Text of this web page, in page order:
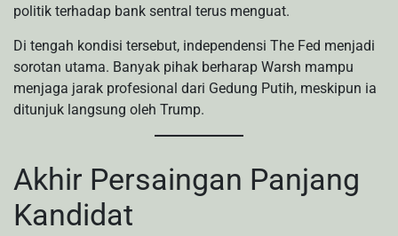
politik terhadap bank sentral terus menguat.
Di tengah kondisi tersebut, independensi The Fed menjadi
sorotan utama. Banyak pihak berharap Warsh mampu
menjaga jarak profesional dari Gedung Putih, meskipun ia
ditunjuk langsung oleh Trump.
Akhir Persaingan Panjang
Kandidat